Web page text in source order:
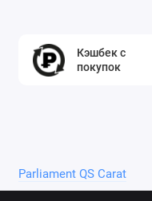
Кэшбек с
покупок
Parliament QS Carat